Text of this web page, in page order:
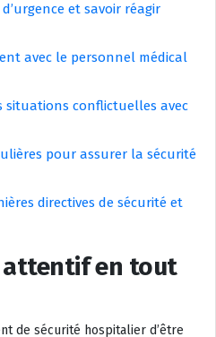
et savoir réagir
avec le personnel médical
situations conflictuelles avec
pour assurer la sécurité
directives de sécurité et
attentif en tout
de sécurité hospitalier d’être